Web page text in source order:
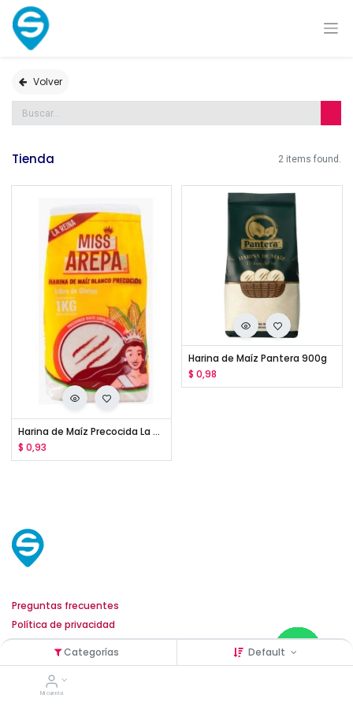
Categorías Default
Mi cuenta
Volver
Tienda 2 items found.
Harina de Maíz Precocida La Reina Miss Arepa 1Kg
$ 0,93
Harina de Maíz Pantera 900g
$ 0,98
Preguntas frecuentes
Política de privacidad
Términos y condiciones
Horarios de atención